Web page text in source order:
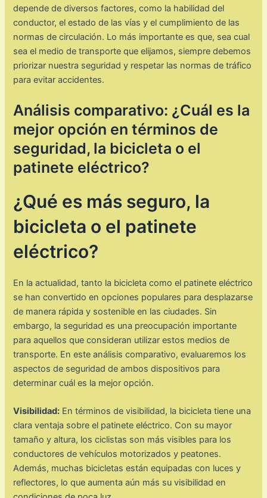
depende de diversos factores, como la habilidad del
conductor, el estado de las vías y el cumplimiento de las
normas de circulación. Lo más importante es que, sea cual
sea el medio de transporte que elijamos, siempre debemos
priorizar nuestra seguridad y respetar las normas de tráfico
para evitar accidentes.
Análisis comparativo: ¿Cuál es la
mejor opción en términos de
seguridad, la bicicleta o el
patinete eléctrico?
¿Qué es más seguro, la
bicicleta o el patinete
eléctrico?
En la actualidad, tanto la bicicleta como el patinete eléctrico
se han convertido en opciones populares para desplazarse
de manera rápida y sostenible en las ciudades. Sin
embargo, la seguridad es una preocupación importante
para aquellos que consideran utilizar estos medios de
transporte. En este análisis comparativo, evaluaremos los
aspectos de seguridad de ambos dispositivos para
determinar cuál es la mejor opción.
Visibilidad: En términos de visibilidad, la bicicleta tiene una
clara ventaja sobre el patinete eléctrico. Con su mayor
tamaño y altura, los ciclistas son más visibles para los
conductores de vehículos motorizados y peatones.
Además, muchas bicicletas están equipadas con luces y
reflectores, lo que aumenta aún más su visibilidad en